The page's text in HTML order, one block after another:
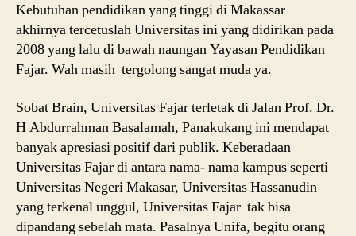
Kebutuhan pendidikan yang tinggi di Makassar
akhirnya tercetuslah Universitas ini yang didirikan pada
2008 yang lalu di bawah naungan Yayasan Pendidikan
Fajar. Wah masih tergolong sangat muda ya.
Sobat Brain, Universitas Fajar terletak di Jalan Prof. Dr.
H Abdurrahman Basalamah, Panakukang ini mendapat
banyak apresiasi positif dari publik. Keberadaan
Universitas Fajar di antara nama- nama kampus seperti
Universitas Negeri Makasar, Universitas Hassanudin
yang terkenal unggul, Universitas Fajar tak bisa
dipandang sebelah mata. Pasalnya Unifa, begitu orang